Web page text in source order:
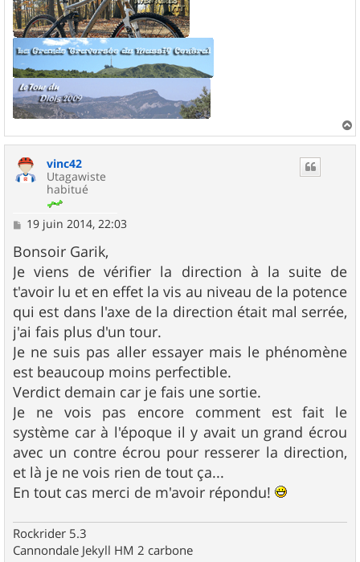
a
vinc42
Utagawiste
habitué
M
s
s
a
g
e
19 juin 2014, 22:03
Bonsoir Garik,
Je viens de vérifier la direction à la suite de
t'avoir lu et en effet la vis au niveau de la potence
qui est dans l'axe de la direction était mal serrée,
j'ai fais plus d'un tour.
Je ne suis pas aller essayer mais le phénomène
est beaucoup moins perfectible.
Verdict demain car je fais une sortie.
Je ne vois pas encore comment est fait le
système car à l'époque il y avait un grand écrou
avec un contre écrou pour resserer la direction,
et là je ne vois rien de tout ça...
En tout cas merci de m'avoir répondu!
Rockrider 5.3
Cannondale Jekyll HM 2 carbone